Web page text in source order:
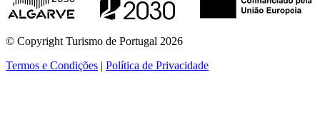
© Copyright Turismo de Portugal 2026
Termos e Condições
Política de Privacidade